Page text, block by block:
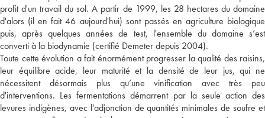
profit d'un travail du sol. A partir de 1999, les 28 hectares du domaine
d'alors (il en fait 46 aujourd'hui) sont passés en agriculture biologique
puis, après quelques années de test, l'ensemble du domaine s’est
converti à la biodynamie (certifié Demeter depuis 2004).
Toute cette évolution a fait énormément progresser la qualité des raisins,
leur équilibre acide, leur maturité et la densité de leur jus, qui ne
nécessitent désormais plus qu’une vinification avec très peu
d'interventions. Les fermentations démarrent par la seule action des
levures indigènes, avec l'adjonction de quantités minimales de soufre et